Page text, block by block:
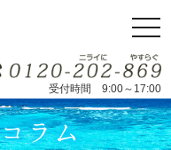
受付時間 9:00～17:00